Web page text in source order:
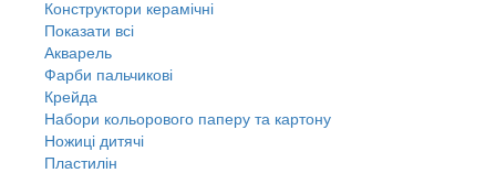
Конструктори керамічні
Показати всі
Акварель
Фарби пальчикові
Крейда
Набори кольорового паперу та картону
Ножиці дитячі
Пластилін